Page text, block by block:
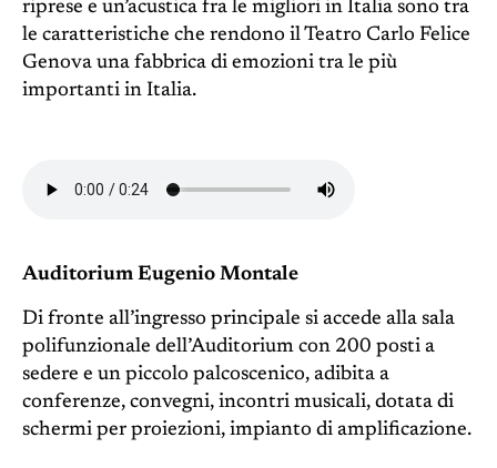
riprese e un’acustica fra le migliori in Italia sono tra
le caratteristiche che rendono il Teatro Carlo Felice
Genova una fabbrica di emozioni tra le più
importanti in Italia.
Auditorium Eugenio Montale
Di fronte all’ingresso principale si accede alla sala
polifunzionale dell’Auditorium con 200 posti a
sedere e un piccolo palcoscenico, adibita a
conferenze, convegni, incontri musicali, dotata di
schermi per proiezioni, impianto di amplificazione.